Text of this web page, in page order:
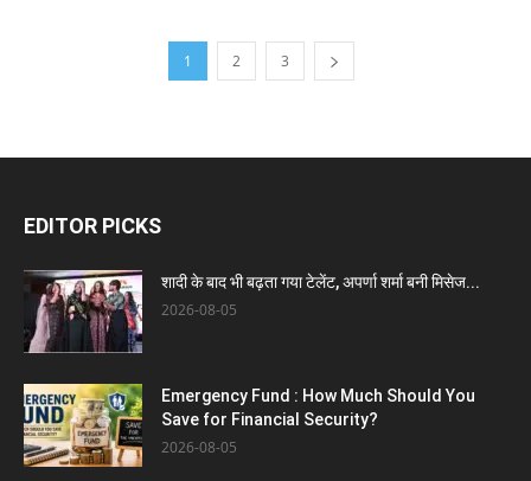
1 2 3
EDITOR PICKS
शादी के बाद भी बढ़ता गया टेलेंट, अपर्णा शर्मा बनी मिसेज...
2026-08-05
Emergency Fund : How Much Should You
Save for Financial Security?
2026-08-05